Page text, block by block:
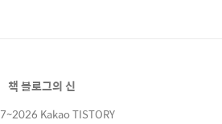
사이의 통설이다. 컴활은 더이상 초딩도
쉬운 시험이 아니다...
책 블로그의 신
Kakao TISTORY